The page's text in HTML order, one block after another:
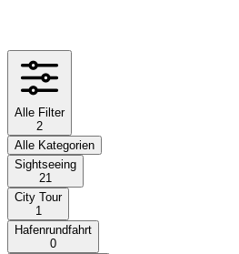
Alle Filter
2
Alle Kategorien
Sightseeing
21
City Tour
1
Hafenrundfahrt
0